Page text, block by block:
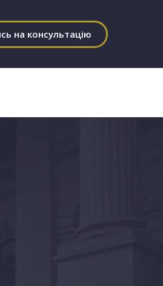
на консультацію